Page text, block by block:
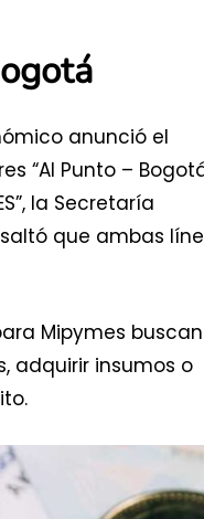
anunció el
“Al Punto –
la Secretaría
que ambas
Mipymes buscan
adquirir insumos o